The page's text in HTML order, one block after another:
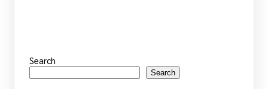
Search
Search